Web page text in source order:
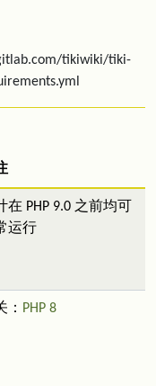
tikiwiki/tiki-
在 PHP 9.0 之前均可
运行
： PHP 8